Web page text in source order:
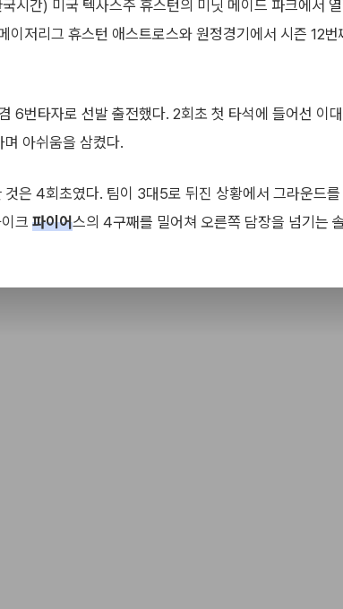
시간) 미국 텍사스주 휴스턴의 미닛 메이드 파크에서
이저리그 휴스턴 애스트로스와 원정경기에서 시즌 12번
6번타자로 선발 출전했다. 2회초 첫 타석에 들어선 이
아쉬움을 삼켰다.
것은 4회초였다. 팀이 3대5로 뒤진 상황에서 그라운드를
크 파이어스의 4구째를 밀어쳐 오른쪽 담장을 넘기는